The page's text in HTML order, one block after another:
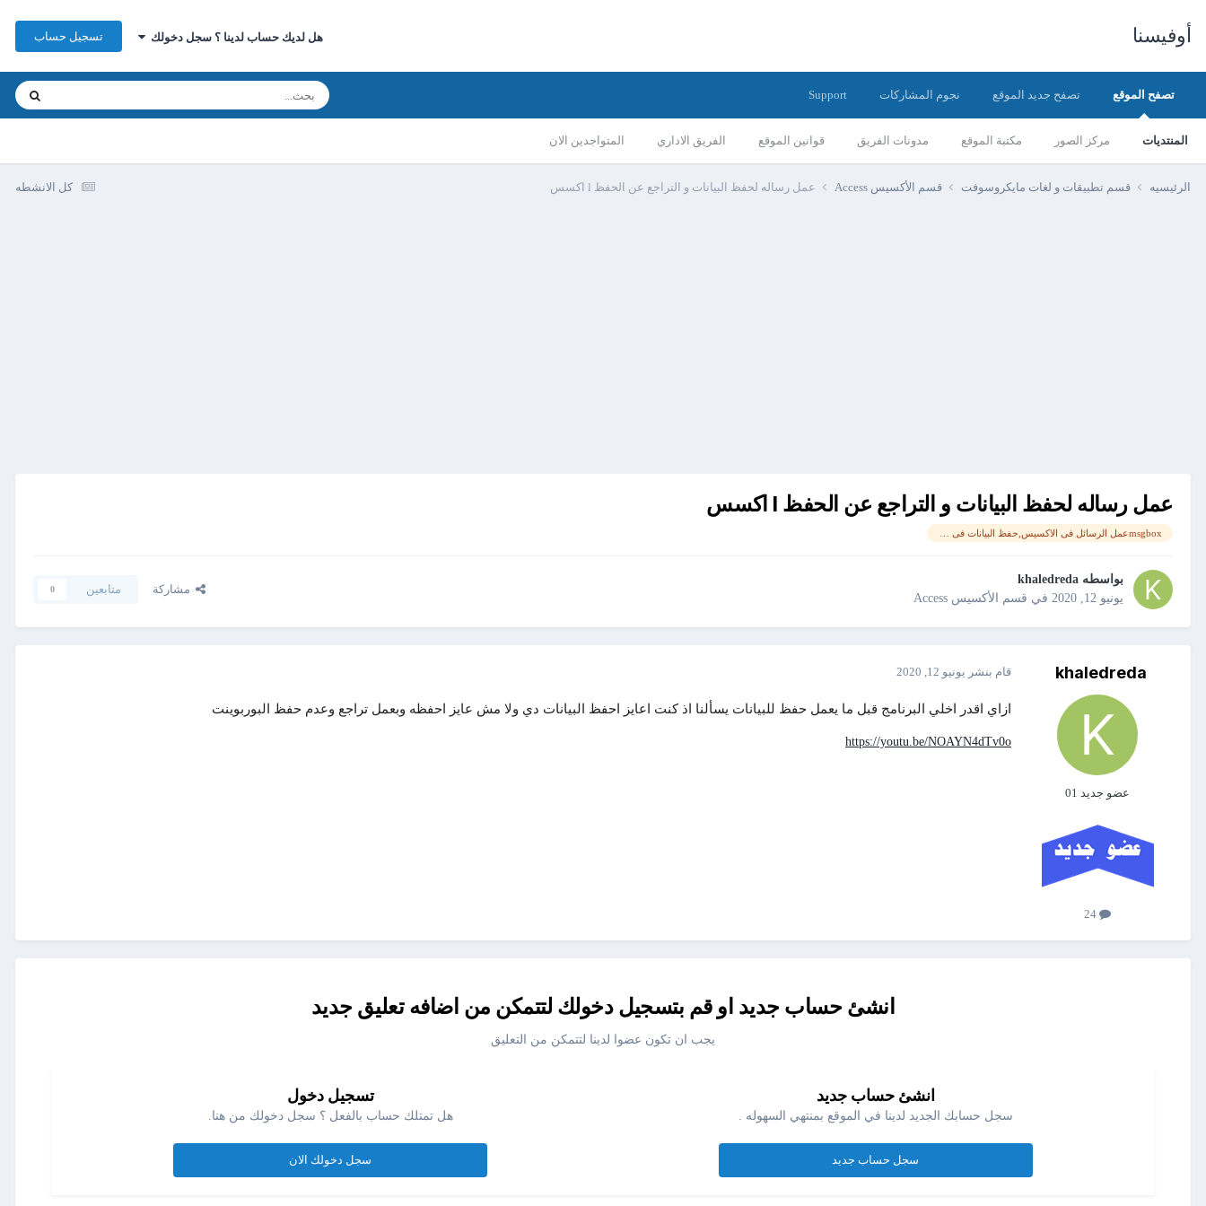
أوفيسنا هل لديك حساب لدينا ؟ سجل دخولك تسجيل حساب
تصفح الموقع
المنتديات مركز الصور مكتبة الموقع مدونات الفريق قوانين الموقع الفريق الاداري المتواجدين الان
تصفح جديد الموقع نجوم المشاركات Support
كل الانشطه الرئيسيه قسم تطبيقات و لغات مايكروسوفت قسم الأكسيس Access عمل رساله لحفظ البيانات و التراجع عن الحفظ l اكسس
عمل رساله لحفظ البيانات و التراجع عن الحفظ l اكسس
بواسطه khaledreda
يونيو 12, 2020
في قسم الأكسيس Access
مشاركة متابعين 0
khaledreda
عضو جديد 01
قام بنشر يونيو 12, 2020
ازاي اقدر اخلي البرنامج قبل ما يعمل حفظ للبيانات يسألنا اذ كنت اعايز احفظ البيانات دي ولا مش عايز احفظه وبعمل تراجع وعدم حفظ البوربوينت
https://youtu.be/NOAYN4dTv0o
انشئ حساب جديد او قم بتسجيل دخولك لتتمكن من اضافه تعليق جديد
يجب ان تكون عضوا لدينا لتتمكن من التعليق
انشئ حساب جديد
سجل حسابك الجديد لدينا في الموقع بمنتهي السهوله .
سجل حساب جديد
تسجيل دخول
هل تمتلك حساب بالفعل ؟ سجل دخولك من هنا.
سجل دخولك الان